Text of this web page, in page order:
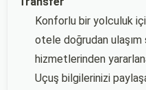
Konforlu bir yolculuk
otele doğrudan
hizmetlerinden
Uçuş bilgilerinizi